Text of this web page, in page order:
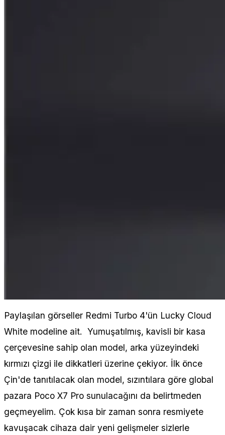
Paylaşılan görseller Redmi Turbo 4'ün Lucky Cloud
White modeline ait. Yumuşatılmış, kavisli bir kasa
çerçevesine sahip olan model, arka yüzeyindeki
kırmızı çizgi ile dikkatleri üzerine çekiyor. İlk önce
Çin'de tanıtılacak olan model, sızıntılara göre global
pazara Poco X7 Pro sunulacağını da belirtmeden
geçmeyelim. Çok kısa bir zaman sonra resmiyete
kavuşacak cihaza dair yeni gelişmeler sizlerle